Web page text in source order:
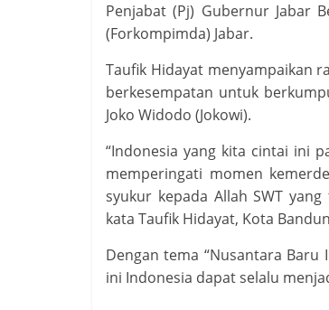
Penjabat (Pj) Gubernur Jabar
(Forkompimda) Jabar.
Taufik Hidayat menyampaikan
berkesempatan untuk
Joko Widodo (Jokowi).
“Indonesia yang kita cintai ini
memperingati momen
syukur kepada Allah SWT
kata Taufik Hidayat, Kota
Dengan tema “Nusantara Baru
ini Indonesia dapat selalu